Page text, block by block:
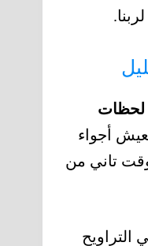
لحظات
أجواء
تاني من